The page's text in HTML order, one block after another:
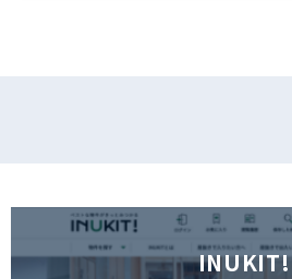
INUKIT!